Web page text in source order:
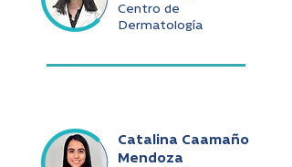
Centro de
Dermatología
Catalina Caamaño
Mendoza